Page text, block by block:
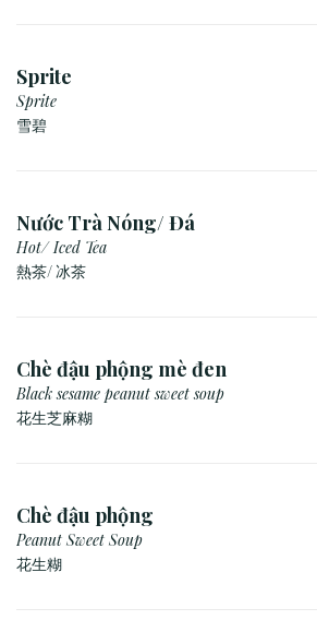
Sprite
Sprite
雪碧
Nước Trà Nóng/ Đá
Hot/ Iced Tea
熱茶/ 冰茶
Chè đậu phộng mè đen
Black sesame peanut sweet soup
花生芝麻糊
Chè đậu phộng
Peanut Sweet Soup
花生糊